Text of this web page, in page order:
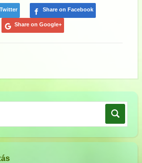
Share on Facebook
Share on Google+